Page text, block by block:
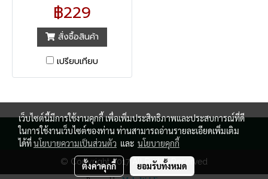
฿229
สั่งซื้อสินค้า
เปรียบเทียบ
© Copyright 2017 All Rights Reserved
เว็บไซต์นี้มีการใช้งานคุกกี้ เพื่อเพิ่มประสิทธิภาพและประสบการณ์ที่ดี
ในการใช้งานเว็บไซต์ของท่าน ท่านสามารถอ่านรายละเอียดเพิ่มเติม
ได้ที่นโยบายความเป็นส่วนตัว และ นโยบายคุกกี้
ตั้งค่าคุกกี้ ยอมรับทั้งหมด